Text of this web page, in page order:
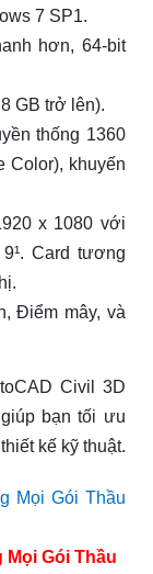
7 SP1.
hơn, 64-bit
GB trở lên).
thống 1360
Color), khuyến
x 1080 với
Card tương
Điểm mây, và
Civil 3D
bạn tối ưu
kế kỹ thuật.
Mọi Gói Thầu